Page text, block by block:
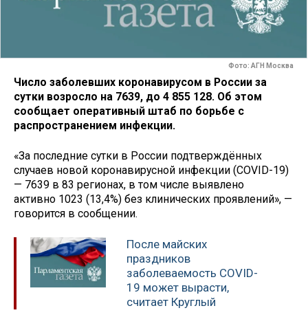
Фото: АГН Москва
Число заболевших коронавирусом в России за
сутки возросло на 7639, до 4 855 128. Об этом
сообщает оперативный штаб по борьбе с
распространением инфекции.
«За последние сутки в России подтверждённых
случаев новой коронавирусной инфекции (COVID-19)
— 7639 в 83 регионах, в том числе выявлено
активно 1023 (13,4%) без клинических проявлений», —
говорится в сообщении.
После майских
праздников
заболеваемость COVID-
19 может вырасти,
считает Круглый